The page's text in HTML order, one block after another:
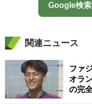
Google検
関連ニュース
ファ
オラ
の完